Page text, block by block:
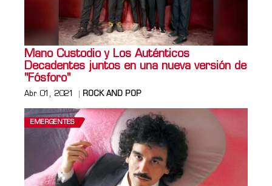
Mano Custodio y Los Auténticos
Decadentes juntos en una nueva versión de
"Fósforo"
Abr 01, 2021 ROCK AND POP
EMERGENTES